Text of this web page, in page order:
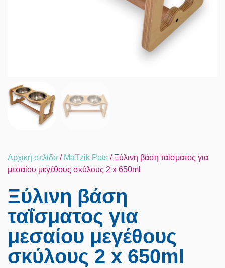
Αρχική σελίδα / MaTzik Pets / Ξύλινη βάση ταΐσματος για
μεσαίου μεγέθους σκύλους 2 x 650ml
Ξύλινη βάση
ταΐσματος για
μεσαίου μεγέθους
σκύλους 2 x 650ml